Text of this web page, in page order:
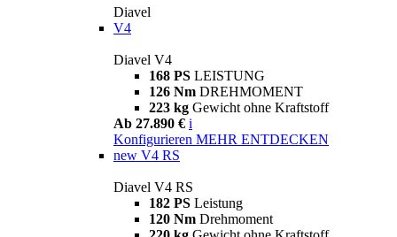
Diavel
V4
Diavel V4
168 PS LEISTUNG
126 Nm DREHMOMENT
223 kg Gewicht ohne Kraftstoff
Ab 27.890 € i
Konfigurieren MEHR ENTDECKEN
new V4 RS
Diavel V4 RS
182 PS Leistung
120 Nm Drehmoment